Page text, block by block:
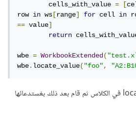
        cells_with_value
= [
row in ws [range] for cell in
== value]
return
wbe = WorkbookExtended(
wbe.locate_value("foo",
تم إضافة الدالة locate_value في الكلاس ثم قام بعد ذلك بغستدعائها